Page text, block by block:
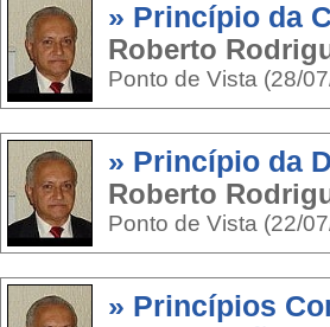
» Princípio da
Roberto
Ponto de Vista (28/
» Princípio da
Roberto
Ponto de Vista (22/
» Princípios